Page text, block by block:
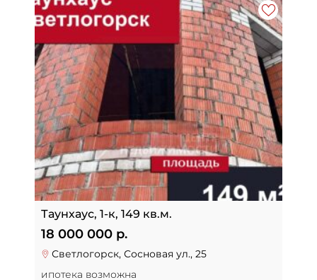
Таунхаус, 1-к, 149 кв.м.
18 000 000 р.
Светлогорск, Сосновая ул., 25
ипотека возможна